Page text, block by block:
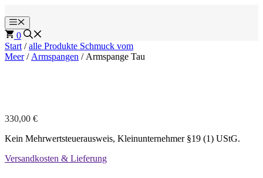
Inhalt
springen
Menü
0
Start /alle Produkte Schmuck vom
Meer/ Armspangen / Armspange Tau
330,00 €
Kein Mehrwertsteuerausweis, Kleinunternehmer §19 (1) UStG.
Versandkosten & Lieferung